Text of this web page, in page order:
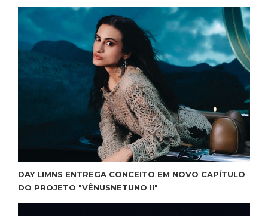
DAY LIMNS ENTREGA CONCEITO EM NOVO CAPÍTULO
DO PROJETO "VÊNUSNETUNO II"